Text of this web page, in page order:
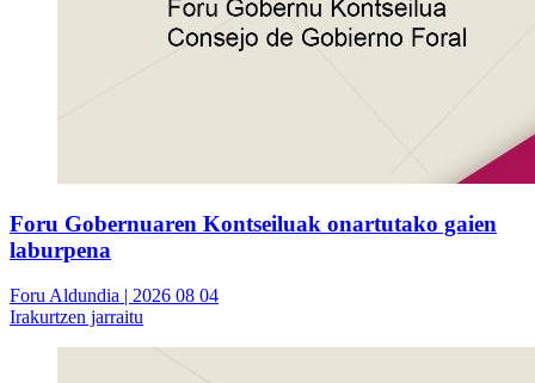
Foru Gobernuaren Kontseiluak onartutako gaien
laburpena
Foru Aldundia | 2026 08 04
Irakurtzen jarraitu